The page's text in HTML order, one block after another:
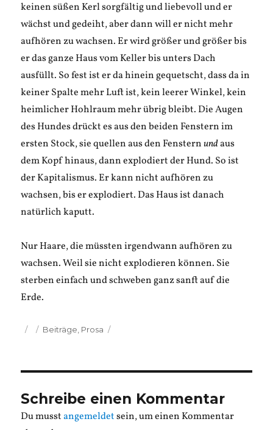
keinen süßen Kerl sorgfältig und liebevoll und er
wächst und gedeiht, aber dann will er nicht mehr
aufhören zu wachsen. Er wird größer und größer bis
er das ganze Haus vom Keller bis unters Dach
ausfüllt. So fest ist er da hinein gequetscht, dass da in
keiner Spalte mehr Luft ist, kein leerer Winkel, kein
heimlicher Hohlraum mehr übrig bleibt. Die Augen
des Hundes drückt es aus den beiden Fenstern im
ersten Stock, sie quellen aus den Fensternundaus
dem Kopf hinaus, dann explodiert der Hund. So ist
der Kapitalismus. Er kann nicht aufhören zu
wachsen, bis er explodiert. Das Haus ist danach
natürlich kaputt.
Nur Haare, die müssten irgendwann aufhören zu
wachsen. Weil sie nicht explodieren können. Sie
sterben einfach und schweben ganz sanft auf die
Erde.
Veröffentlicht
Kategorien
Beiträge Prosa
Schreibe einen Kommentar
Du musstangemeldetsein, um einen Kommentar